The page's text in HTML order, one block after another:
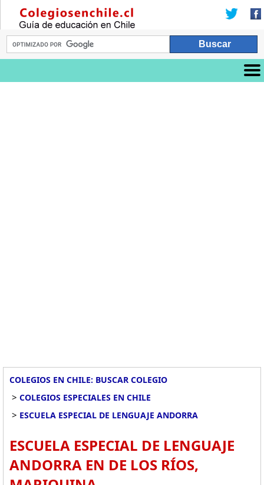
COLEGIOS EN CHILE: BUSCAR COLEGIO
> COLEGIOS ESPECIALES EN CHILE
> ESCUELA ESPECIAL DE LENGUAJE ANDORRA
ESCUELA ESPECIAL DE LENGUAJE
ANDORRA EN DE LOS RÍOS,